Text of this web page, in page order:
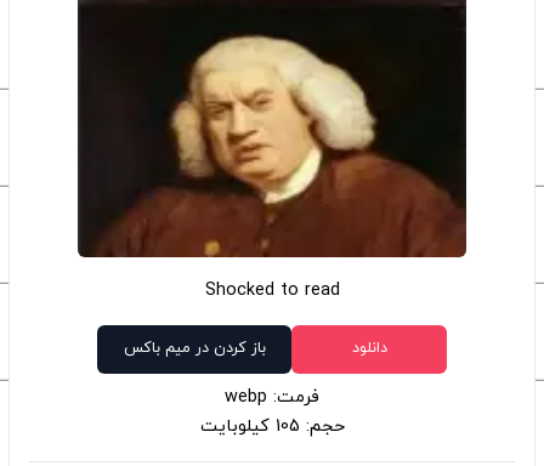
Shocked to read
دانلود باز کردن در میم باکس
فرمت: webp
حجم: 105 کیلوبایت